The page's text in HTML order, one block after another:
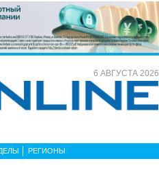
6 АВГУСТА 2026
РЕГИОНЫ